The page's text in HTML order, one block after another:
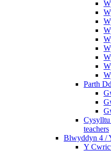
Parth
Cysylltu
teachers
Blwyddyn 4 /
Y